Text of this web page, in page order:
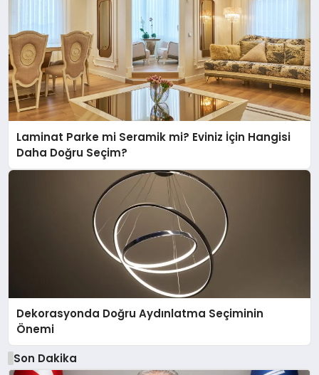
Laminat Parke mi Seramik mi? Eviniz İçin Hangisi
Daha Doğru Seçim?
Dekorasyonda Doğru Aydınlatma Seçiminin
Önemi
Son Dakika